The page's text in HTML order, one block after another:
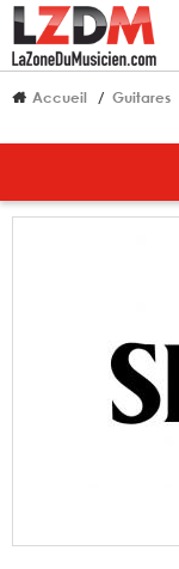
Accueil Guitares